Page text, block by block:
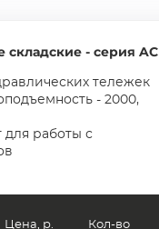
- серия AC
тележек
- 2000,
для работы с
Цена, р. Кол-во